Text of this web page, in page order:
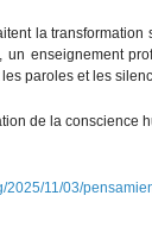
la
un enseignement
paroles et les
de la conscience
2025/11/03/